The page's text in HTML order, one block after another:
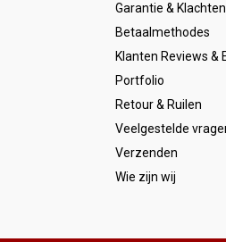
Garantie & Klachten
Betaalmethodes
Klanten Reviews &
Portfolio
Retour & Ruilen
Veelgestelde
Verzenden
Wie zijn wij